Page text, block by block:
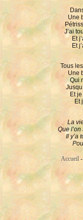
Une
J’ai
Et
Et
Tous
Une
Qui
Et
Et
La
Que
Il y’a
Accueil